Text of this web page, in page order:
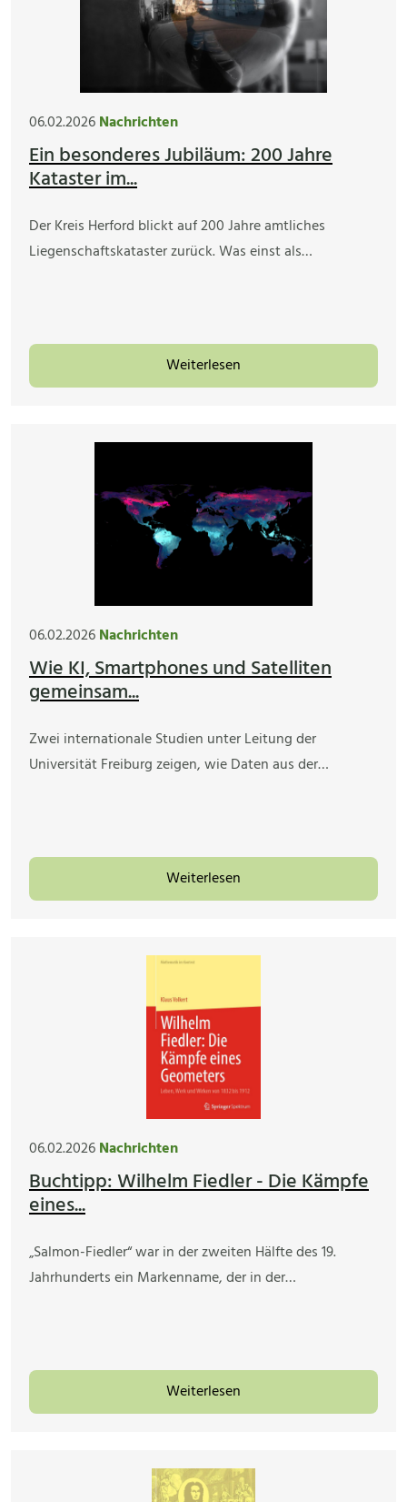
06.02.2026Nachrichten
Ein besonderes Jubiläum: 200 Jahre
Kataster im...
Der Kreis Herford blickt auf 200 Jahre amtliches
Liegenschaftskataster zurück. Was einst als…
Weiterlesen
06.02.2026Nachrichten
Wie KI, Smartphones und Satelliten
gemeinsam...
Zwei internationale Studien unter Leitung der
Universität Freiburg zeigen, wie Daten aus der…
Weiterlesen
06.02.2026Nachrichten
Buchtipp: Wilhelm Fiedler - Die Kämpfe
eines...
„Salmon-Fiedler“ war in der zweiten Hälfte des 19.
Jahrhunderts ein Markenname, der in der…
Weiterlesen